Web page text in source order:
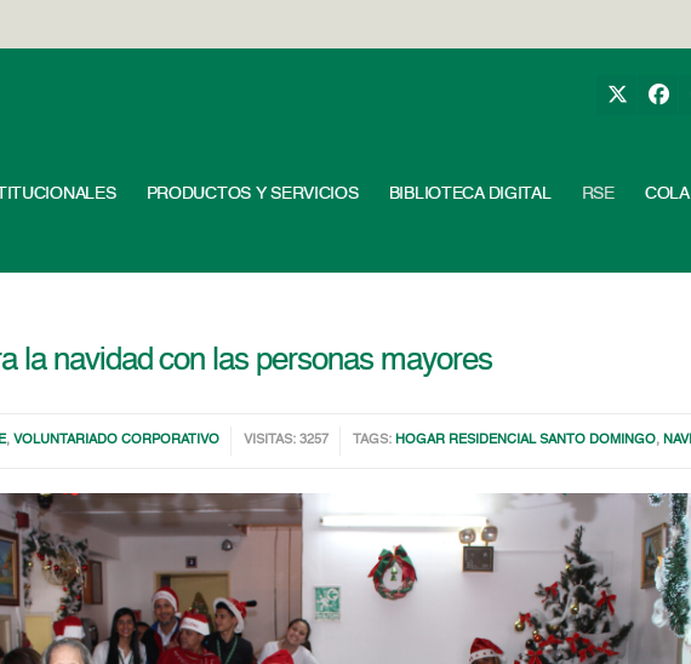
PRODUCTOS Y SERVICIOS BIBLIOTECA DIGITAL RSE
la navidad con las personas mayores
,VOLUNTARIADO CORPORATIVO VISITAS: 3257 TAGS: HOGAR RESIDENCIAL SANTO DOMINGO,